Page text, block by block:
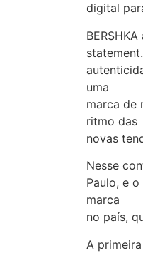
digital
uma
marca de
ritmo das
novas
Nesse
Paulo, e
marca
no país,
A